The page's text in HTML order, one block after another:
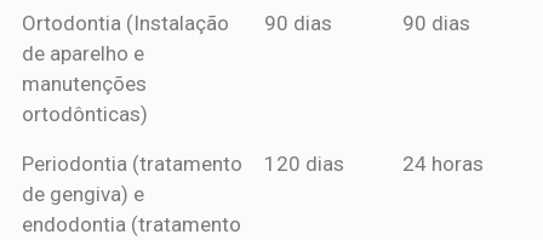
Ortodontia (Instalação
de aparelho e
manutenções
ortodônticas)
90 dias 90 dias
Periodontia (tratamento
de gengiva) e
endodontia (tratamento
120 dias 24 horas